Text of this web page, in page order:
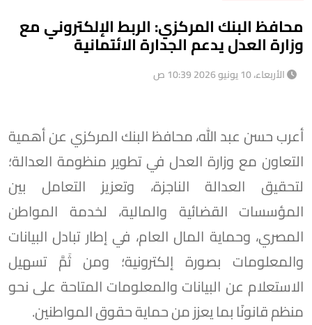
محافظ البنك المركزي: الربط الإلكتروني مع
وزارة العدل يدعم الجدارة الائتمانية
الأربعاء، 10 يونيو 2026 10:39 ص
أعرب حسن عبد الله، محافظ البنك المركزي عن أهمية
التعاون مع وزارة العدل في تطوير منظومة العدالة؛
لتحقيق العدالة الناجزة، وتعزيز التعامل بين
المؤسسات القضائية والمالية، لخدمة المواطن
المصري، وحماية المال العام، في إطار تبادل البيانات
والمعلومات بصورة إلكترونية؛ ومن ثَمَّ تسهيل
الاستعلام عن البيانات والمعلومات المتاحة على نحو
منظم قانونًا بما يعزز من حماية حقوق المواطنين.